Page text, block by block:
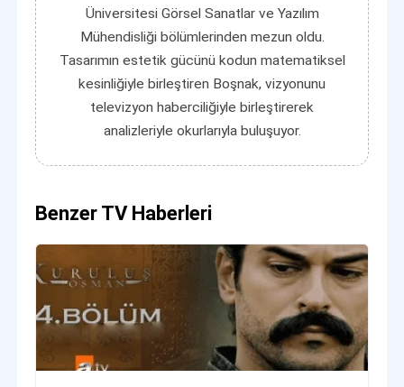
Üniversitesi Görsel Sanatlar ve Yazılım
Mühendisliği bölümlerinden mezun oldu.
Tasarımın estetik gücünü kodun matematiksel
kesinliğiyle birleştiren Boşnak, vizyonunu
televizyon haberciliğiyle birleştirerek
analizleriyle okurlarıyla buluşuyor.
Benzer TV Haberleri